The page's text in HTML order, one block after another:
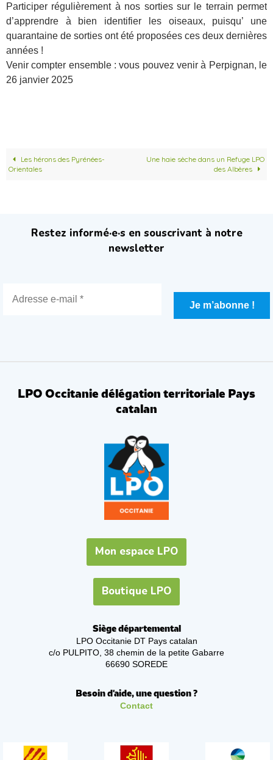
Participer régulièrement à nos sorties sur le terrain permet
d’apprendre à bien identifier les oiseaux, puisqu’ une
quarantaine de sorties ont été proposées ces deux dernières
années !
Venir compter ensemble : vous pouvez venir à Perpignan, le
26 janvier 2025
Les hérons des Pyrénées-
Orientales
Une haie sèche dans un Refuge LPO
des Albères
Restez informé·e·s en souscrivant à notre
newsletter
LPO Occitanie délégation territoriale Pays
catalan
Mon espace LPO
Boutique LPO
Siège départemental
LPO Occitanie DT Pays catalan
c/o PULPITO, 38 chemin de la petite Gabarre
66690 SOREDE
Besoin d'aide, une question ?
Contact